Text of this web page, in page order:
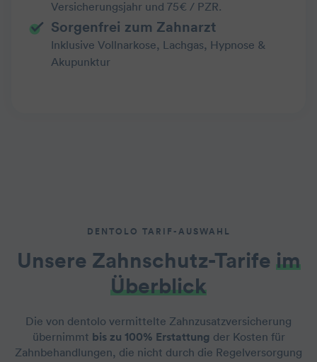
Versicherungsjahr und 75€ / PZR.
Sorgenfrei zum Zahnarzt
Inklusive Vollnarkose, Lachgas, Hypnose &
Akupunktur
DENTOLO TARIF-AUSWAHL
Unsere Zahnschutz-Tarife im
Überblick
Die von dentolo vermittelte Zahnzusatzversicherung
übernimmt bis zu 100% Erstattung der Kosten für
Zahnbehandlungen, die nicht durch die Regelversorgung